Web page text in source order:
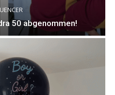
50 abgenommen!